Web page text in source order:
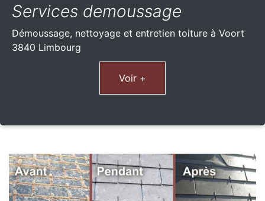
Services demoussage
Démoussage, nettoyage et entretien toiture à Voort
3840 Limbourg
Voir +